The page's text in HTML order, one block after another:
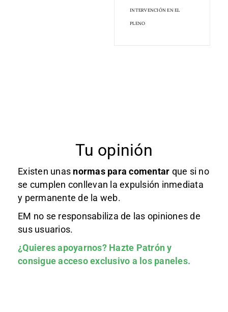
INTERVENCIÓN EN EL
PLENO
Tu opinión
Existen unas normas para comentar que si no
se cumplen conllevan la expulsión inmediata
y permanente de la web.
EM no se responsabiliza de las opiniones de
sus usuarios.
¿Quieres apoyarnos? Hazte Patróny
consigue acceso exclusivo a los paneles.